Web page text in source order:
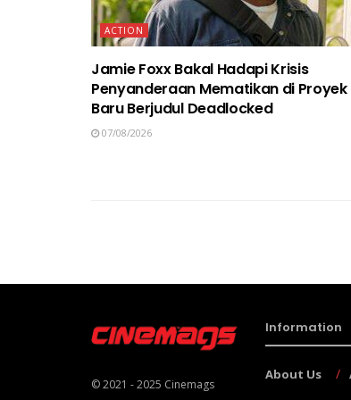
ACTION
Jamie Foxx Bakal Hadapi Krisis
Penyanderaan Mematikan di Proyek
Baru Berjudul Deadlocked
07/08/2026
© 2021 - 2025 Cinemags
Information
About Us